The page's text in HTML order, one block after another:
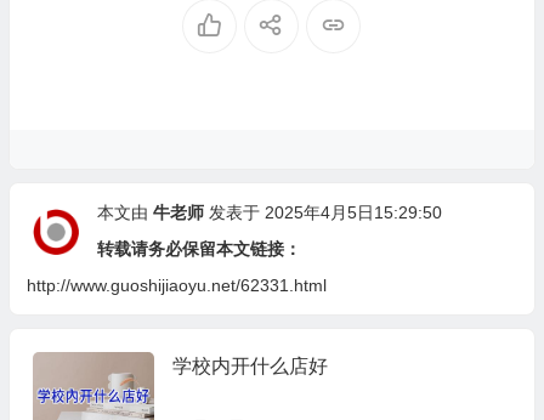
本文由 牛老师发表于 2025年4月5日15:29:50
转载请务必保留本文链接：
http://www.guoshijiaoyu.net/62331.html
学校内开什么店好